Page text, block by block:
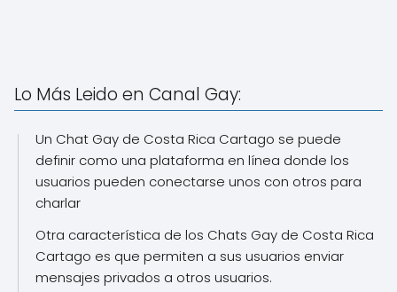
Lo Más Leido en Canal Gay:
Un Chat Gay de Costa Rica Cartago se puede
definir como una plataforma en línea donde los
usuarios pueden conectarse unos con otros para
charlar
Otra característica de los Chats Gay de Costa Rica
Cartago es que permiten a sus usuarios enviar
mensajes privados a otros usuarios.